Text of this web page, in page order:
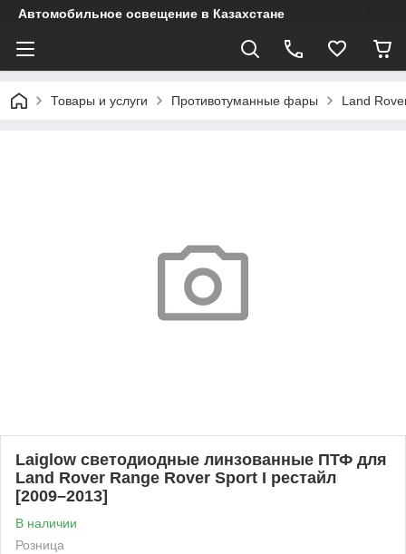
Автомобильное освещение в Казахстане
Товары и услуги Противотуманные фары Land
Laiglow светодиодные линзованные ПТФ для
Land Rover Range Rover Sport I рестайл
[2009–2013]
В наличии
Розница